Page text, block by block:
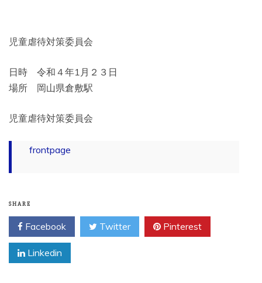
児童虐待対策委員会
日時 令和４年1月２３日
場所 岡山県倉敷駅
児童虐待対策委員会
frontpage
SHARE
Facebook Twitter Pinterest
Linkedin